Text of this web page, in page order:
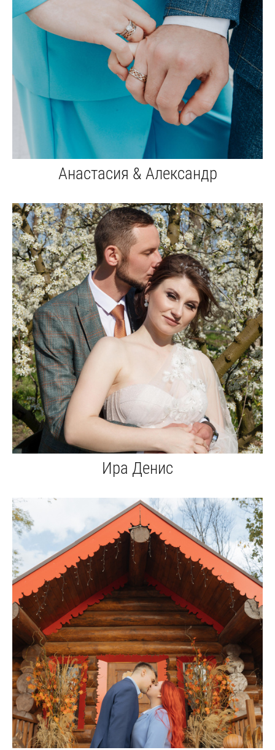
Анастасия & Александр
Ира Денис